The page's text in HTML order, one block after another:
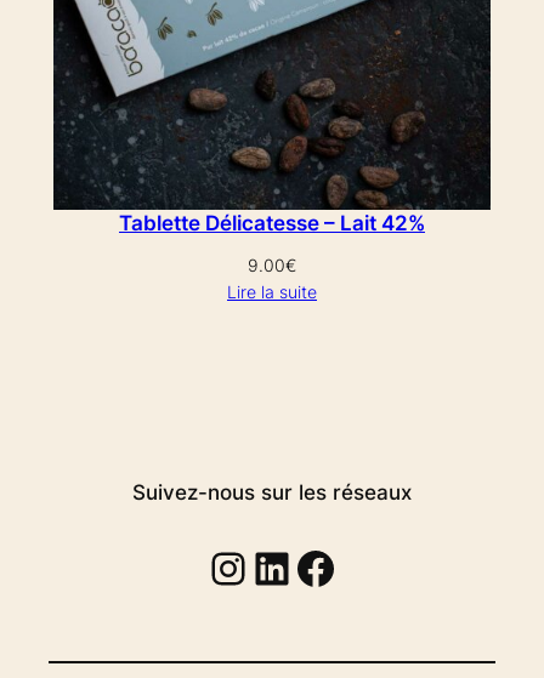
Tablette Délicatesse – Lait 42%
9.00€
Lire la suite
Suivez-nous sur les réseaux
Instagram
Linkedin
Facebook